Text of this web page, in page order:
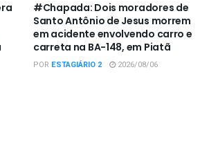
#Chapada: Dois moradores de
Santo Antônio de Jesus morrem
em acidente envolvendo carro e
carreta na BA-148, em Piatã
POR ESTAGIÁRIO 2 2026/08/06